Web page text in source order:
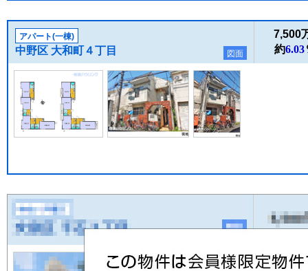
アパート(一棟)
中野区 大和町４丁目 図面
7,500
約6.03